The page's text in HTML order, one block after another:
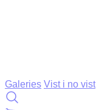
Galeries Vist i no vist